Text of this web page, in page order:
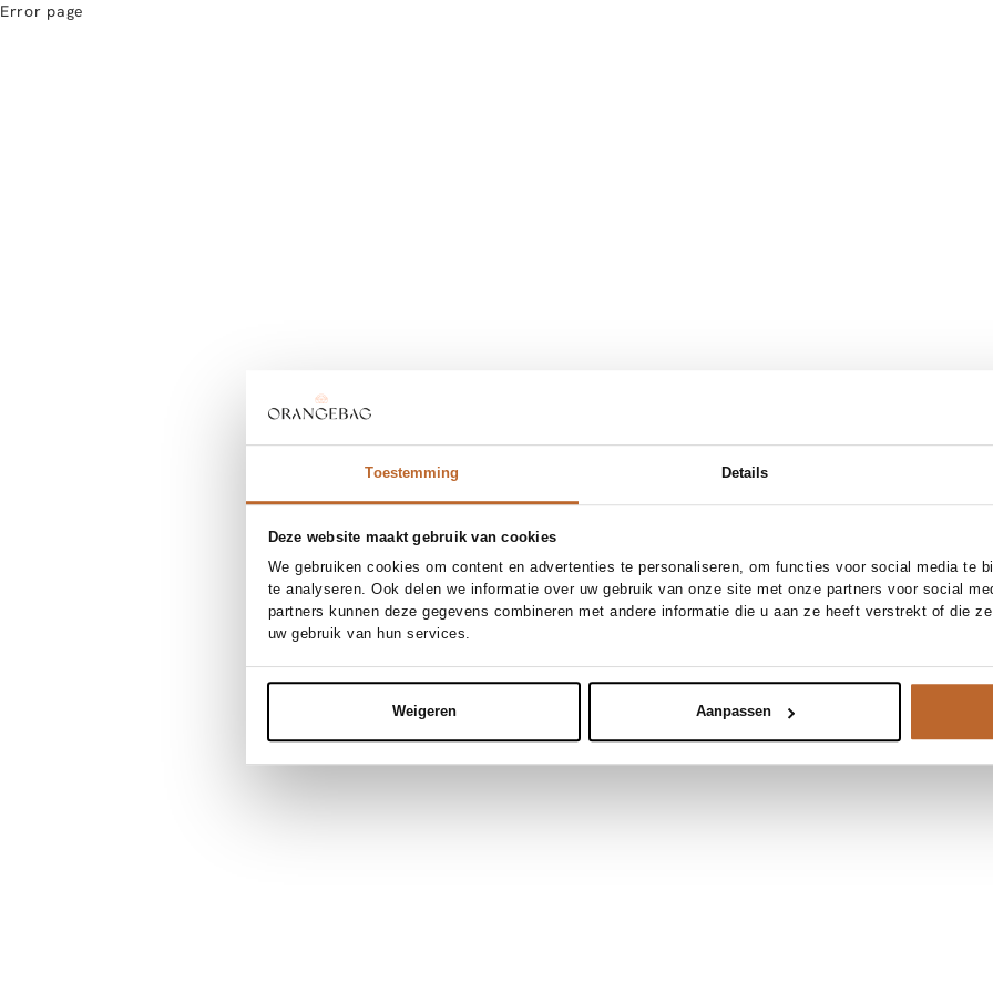
Toestemming Details
Deze website maakt gebruik van cookies
We gebruiken cookies om content en advertenties te personaliseren, om functies voor social media te
te analyseren. Ook delen we informatie over uw gebruik van onze site met onze partners voor social
partners kunnen deze gegevens combineren met andere informatie die u aan ze heeft verstrekt of die
uw gebruik van hun services.
Weigeren Aanpassen
Error page